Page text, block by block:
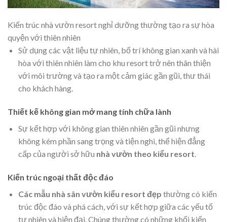
Kiến trúc nhà vườn resort nghỉ dưỡng thường tạo ra sự hòa
quyện với thiên nhiên
Sử dụng các vật liệu tự nhiên, bố trí không gian xanh và hài
hòa với thiên nhiên làm cho khu resort trở nên thân thiện
với môi trường và tạo ra một cảm giác gần gũi, thư thái
cho khách hàng.
Thiết kế không gian mở mang tính chữa lành
Sự kết hợp với không gian thiên nhiên gần gũi nhưng
không kém phần sang trọng và tiện nghi, thể hiện đẳng
cấp của người sở hữu nhà vườn theo kiểu resort.
Kiến trúc ngoại thất độc đáo
Các mẫu nhà sân vườn kiểu resort đẹp thường có kiến
trúc độc đáo và phá cách, với sự kết hợp giữa các yếu tố
tự nhiên và hiện đại. Chúng thường có những khối kiến